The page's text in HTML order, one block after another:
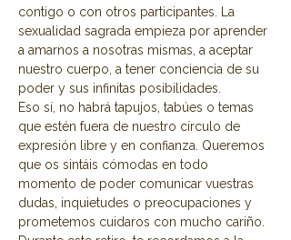
contigo o con otros participantes. La
sexualidad sagrada empieza por aprender
a amarnos a nosotras mismas, a aceptar
nuestro cuerpo, a tener conciencia de su
poder y sus infinitas posibilidades.
Eso sí, no habrá tapujos, tabúes o temas
que estén fuera de nuestro círculo de
expresión libre y en confianza. Queremos
que os sintáis cómodas en todo
momento de poder comunicar vuestras
dudas, inquietudes o preocupaciones y
prometemos cuidaros con mucho cariño.